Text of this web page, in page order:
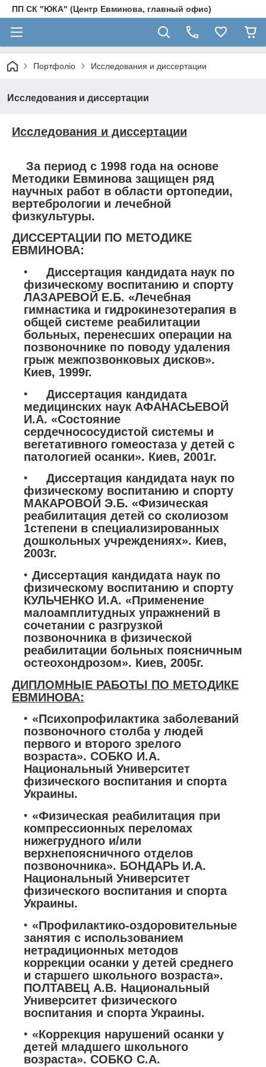
ПП СК "ЮКА" (Центр Евминова, главный офис)
Портфоліо Исследования и диссертации
Исследования и диссертации
Исследования и диссертации
За период с 1998 года на основе
Методики Евминова защищен ряд
научных работ в области ортопедии,
вертебрологии и лечебной
физкультуры.
ДИССЕРТАЦИИ ПО МЕТОДИКЕ
ЕВМИНОВА:
Диссертация кандидата наук по
физическому воспитанию и спорту
ЛАЗАРЕВОЙ Е.Б. «Лечебная
гимнастика и гидрокинезотерапия в
общей системе реабилитации
больных, перенесших операции на
позвоночнике по поводу удаления
грыж межпозвонковых дисков».
Киев, 1999г.
Диссертация кандидата
медицинских наук АФАНАСЬЕВОЙ
И.А. «Состояние
сердечнососудистой системы и
вегетативного гомеостаза у детей с
патологией осанки». Киев, 2001г.
Диссертация кандидата наук по
физическому воспитанию и спорту
МАКАРОВОЙ Э.Б. «Физическая
реабилитация детей со сколиозом
1степени в специализированных
дошкольных учреждениях». Киев,
2003г.
Диссертация кандидата наук по
физическому воспитанию и спорту
КУЛЬЧЕНКО И.А. «Применение
малоамплитудных упражнений в
сочетании с разгрузкой
позвоночника в физической
реабилитации больных поясничным
остеохондрозом». Киев, 2005г.
ДИПЛОМНЫЕ РАБОТЫ ПО МЕТОДИКЕ
ЕВМИНОВА:
«Психопрофилактика заболеваний
позвоночного столба у людей
первого и второго зрелого
возраста». СОБКО И.А.
Национальный Университет
физического воспитания и спорта
Украины.
«Физическая реабилитация при
компрессионных переломах
нижегрудного и/или
верхнепоясничного отделов
позвоночника». БОНДАРЬ И.А.
Национальный Университет
физического воспитания и спорта
Украины.
«Профилактико-оздоровительные
занятия с использованием
нетрадиционных методов
коррекции осанки у детей среднего
и старшего школьного возраста».
ПОЛТАВЕЦ А.В. Национальный
Университет физического
воспитания и спорта Украины.
«Коррекция нарушений осанки у
детей младшего школьного
возраста». СОБКО С.А.